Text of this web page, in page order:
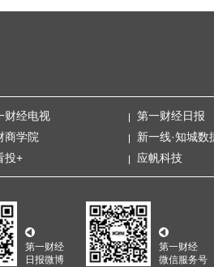
财经电视 第一财经日报
商学院 新一线·知城数
投+ 应帆科技
第一财经
日报微博
第一财经
微信服务号